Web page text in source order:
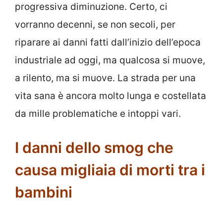
progressiva diminuzione. Certo, ci
vorranno decenni, se non secoli, per
riparare ai danni fatti dall’inizio dell’epoca
industriale ad oggi, ma qualcosa si muove,
a rilento, ma si muove. La strada per una
vita sana è ancora molto lunga e costellata
da mille problematiche e intoppi vari.
I danni dello smog che
causa migliaia di morti tra i
bambini